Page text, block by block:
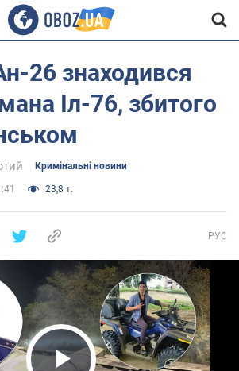
26 знаходився
Іл-76, збитого
Кримінальні новини
23,8 т.
РУС